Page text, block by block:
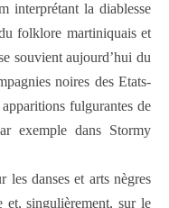
interprétant la diablesse
folklore martiniquais et
souvient aujourd’hui du
noires des Etats-
fulgurantes de
exemple dans Stormy
les danses et arts nègres
et, singulièrement, sur le